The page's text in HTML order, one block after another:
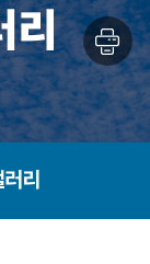
리
리